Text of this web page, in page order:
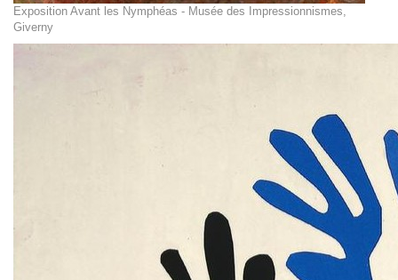
Exposition Avant les Nymphéas - Musée des Impressionnismes,
Giverny